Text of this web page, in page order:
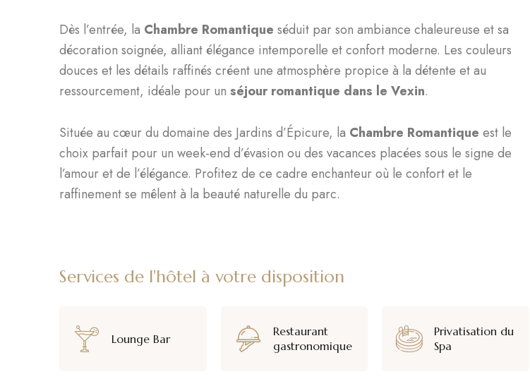
Dès l’entrée, la Chambre Romantique séduit par son ambiance chaleureuse et sa
décoration soignée, alliant élégance intemporelle et confort moderne. Les couleurs
douces et les détails raffinés créent une atmosphère propice à la détente et au
ressourcement, idéale pour un séjour romantique dans le Vexin.
Située au cœur du domaine des Jardins d’Épicure, la Chambre Romantique est le
choix parfait pour un week-end d’évasion ou des vacances placées sous le signe de
l’amour et de l’élégance. Profitez de ce cadre enchanteur où le confort et le
raffinement se mêlent à la beauté naturelle du parc.
Services de l'hôtel à votre disposition
Lounge Bar
Restaurant
gastronomique
Privatisation du
Spa